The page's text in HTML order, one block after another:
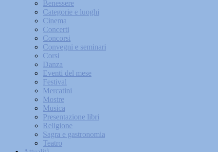
Benessere
Categorie e luoghi
Cinema
Concerti
Concorsi
Convegni e seminari
Corsi
Danza
Eventi del mese
Festival
Mercatini
Mostre
Musica
Presentazione libri
Religione
Sagra e gastronomia
Teatro